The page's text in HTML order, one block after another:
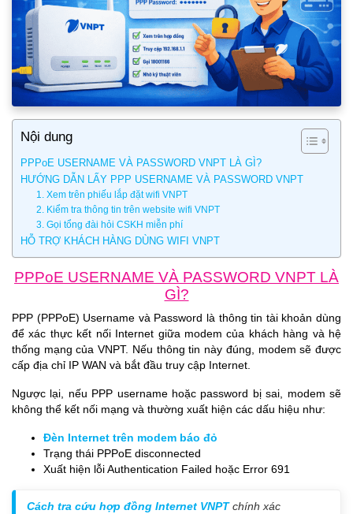
Nội dung
PPPoE USERNAME VÀ PASSWORD VNPT LÀ GÌ?
HƯỚNG DẪN LẤY PPP USERNAME VÀ PASSWORD VNPT
1. Xem trên phiếu lắp đặt wifi VNPT
2. Kiểm tra thông tin trên website wifi VNPT
3. Gọi tổng đài hỏi CSKH miễn phí
HỖ TRỢ KHÁCH HÀNG DÙNG WIFI VNPT
PPPoE USERNAME VÀ PASSWORD VNPT LÀ
GÌ?
PPP (PPPoE) Username và Password là thông tin tài khoản dùng
để xác thực kết nối Internet giữa modem của khách hàng và hệ
thống mạng củaVNPT. Nếu thông tin này đúng, modem sẽ được
cấp địa chỉ IP WAN và bắt đầu truy cập Internet.
Ngược lại, nếu PPP username hoặc password bị sai, modem sẽ
không thể kết nối mạng và thường xuất hiện các dấu hiệu như:
Đèn Internet trên modem báo đỏ
Trạng thái PPPoE disconnected
Xuất hiện lỗi Authentication Failed hoặc Error 691
Cách tra cứu hợp đồng Internet VNPTchính xác